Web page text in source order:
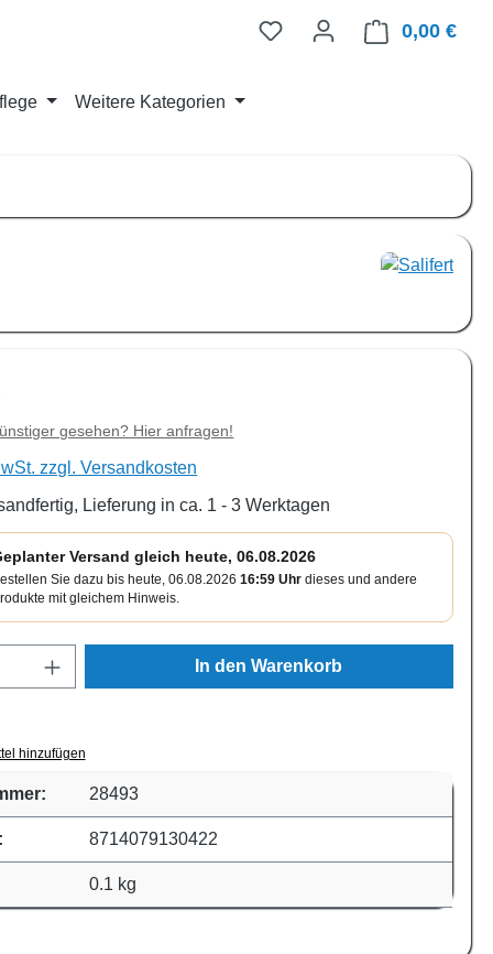
0,00 €
Weitere Kategorien
gesehen? Hier anfragen!
zzgl. Versandkosten
Lieferung in ca. 1 - 3 Werktagen
Versand gleich heute, 06.08.2026
Sie dazu bis heute, 06.08.202616:59 Uhr dieses und andere
mit gleichem Hinweis.
Gib den gewünschten Wert ein
In den Warenkorb
hinzufügen
28493
8714079130422
0.1 kg